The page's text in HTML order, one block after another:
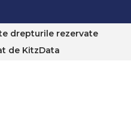
drepturile rezervate
de KitzData